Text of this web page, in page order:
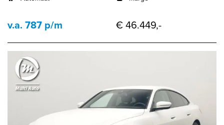
v.a. 787 p/m € 46.449,-